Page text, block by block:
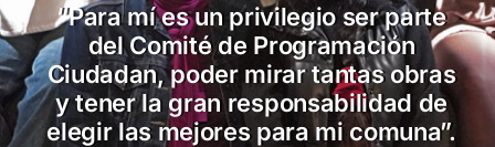
“Para mí es un privilegio ser parte
del Comité de Programación
Ciudadan, poder mirar tantas obras
y tener la gran responsabilidad de
elegir las mejores para mi comuna”.